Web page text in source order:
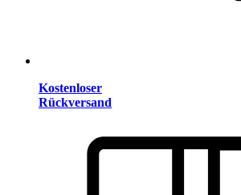
Kostenloser
Rückversand